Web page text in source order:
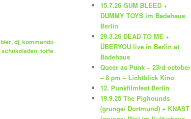
bier, dj, kommando
schokoladen, torte
n
15.7.26 GUM BLEED +
DUMMY TOYS im Badehaus
Berlin
29.3.26 DEAD TO ME +
ÜBERYOU live in Berlin at
Badehaus
Queer as Punk – 23rd october
– 8 pm – Lichtblick Kino
12. Punkfilmfest Berlin
19.9.25 The Pighounds
(grunge/ Dortmund) + KNAST